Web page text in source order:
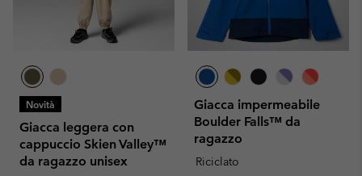
Novità
Giacca leggera con
cappuccio Skien Valley™
da ragazzo unisex
Giacca impermeabile
Boulder Falls™ da
ragazzo
Riciclato